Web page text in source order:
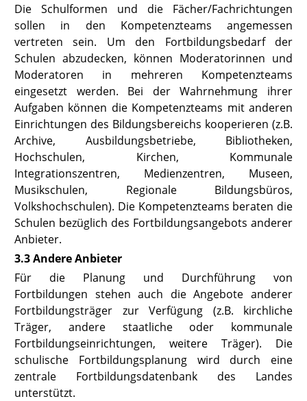
Die Schulformen und die Fächer/Fachrichtungen
sollen in den Kompetenzteams angemessen
vertreten sein. Um den Fortbildungsbedarf der
Schulen abzudecken, können Moderatorinnen und
Moderatoren in mehreren Kompetenzteams
eingesetzt werden. Bei der Wahrnehmung ihrer
Aufgaben können die Kompetenzteams mit anderen
Einrichtungen des Bildungsbereichs kooperieren (z.B.
Archive, Ausbildungsbetriebe, Bibliotheken,
Hochschulen, Kirchen, Kommunale
Integrationszentren, Medienzentren, Museen,
Musikschulen, Regionale Bildungsbüros,
Volkshochschulen). Die Kompetenzteams beraten die
Schulen bezüglich des Fortbildungsangebots anderer
Anbieter.
3.3 Andere Anbieter
Für die Planung und Durchführung von
Fortbildungen stehen auch die Angebote anderer
Fortbildungsträger zur Verfügung (z.B. kirchliche
Träger, andere staatliche oder kommunale
Fortbildungseinrichtungen, weitere Träger). Die
schulische Fortbildungsplanung wird durch eine
zentrale Fortbildungsdatenbank des Landes
unterstützt.